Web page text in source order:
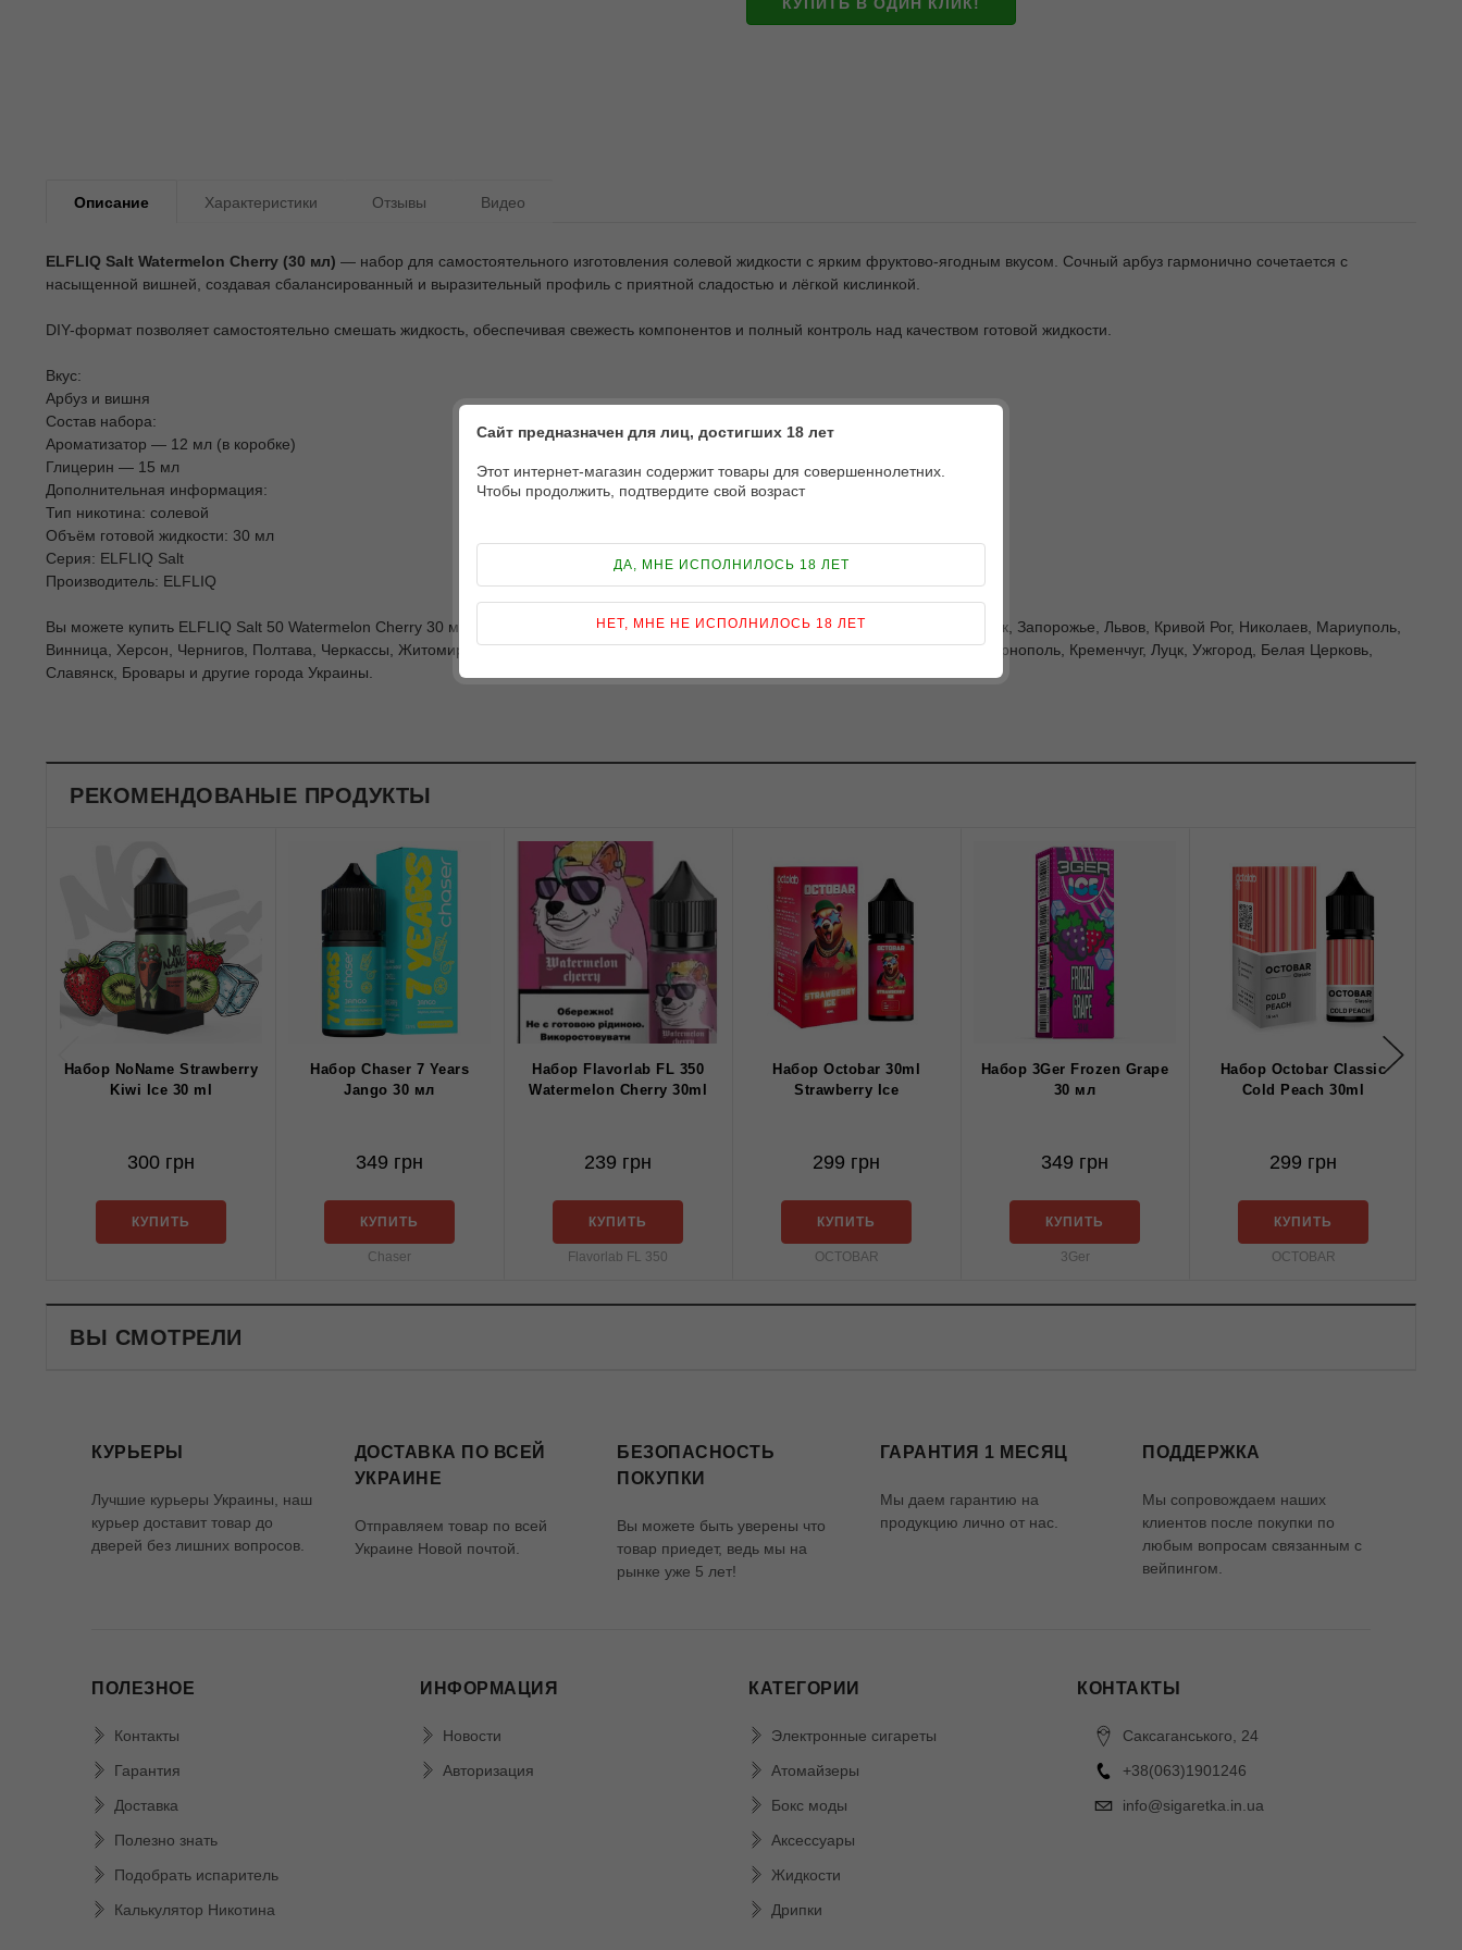
КУПИТЬ В ОДИН КЛИК!
Описание Характеристики Отзывы Видео
ELFLIQ Salt Watermelon Cherry (30 мл) — набор для самостоятельного изготовления солевой жидкости с ярким фруктово-ягодным вкусом. Сочный арбуз гармонично сочетается с
насыщенной вишней, создавая сбалансированный и выразительный профиль с приятной сладостью и лёгкой кислинкой.
DIY-формат позволяет самостоятельно смешать жидкость, обеспечивая свежесть компонентов и полный контроль над качеством готовой жидкости.
Вкус:
Арбуз и вишня
Состав набора:
Ароматизатор — 12 мл (в коробке)
Глицерин — 15 мл
Дополнительная информация:
Тип никотина: солевой
Объём готовой жидкости: 30 мл
Серия: ELFLIQ Salt
Производитель: ELFLIQ
Вы можете купить ELFLIQ Salt 50 Watermelon Cherry 30 мл и заказать доставку по Киеву и Украине: Харьков, Одесса, Днепропетровск, Запорожье, Львов, Кривой Рог, Николаев, Мариуполь,
Винница, Херсон, Чернигов, Полтава, Черкассы, Житомир, Сумы, Хмельницкий, Черновцы, Ровно, Кировоград, Ивано-Франковск, Тернополь, Кременчуг, Луцк, Ужгород, Белая Церковь,
Славянск, Бровары и другие города Украины.
РЕКОМЕНДОВАНЫЕ ПРОДУКТЫ
Набор NoName Strawberry
Kiwi Ice 30 ml
300 грн
КУПИТЬ
Набор Chaser 7 Years
Jango 30 мл
349 грн
КУПИТЬ
Chaser
Набор Flavorlab FL 350
Watermelon Cherry 30ml
239 грн
КУПИТЬ
Flavorlab FL 350
Набор Octobar 30ml
Strawberry Ice
299 грн
КУПИТЬ
OCTOBAR
Набор 3Ger Frozen Grape
30 мл
349 грн
КУПИТЬ
3Ger
Набор Octobar Classic
Cold Peach 30ml
299 грн
КУПИТЬ
OCTOBAR
ВЫ СМОТРЕЛИ
КУРЬЕРЫ
Лучшие курьеры Украины, наш
курьер доставит товар до
дверей без лишних вопросов.
ДОСТАВКА ПО ВСЕЙ
УКРАИНЕ
Отправляем товар по всей
Украине Новой почтой.
БЕЗОПАСНОСТЬ
ПОКУПКИ
Вы можете быть уверены что
товар приедет, ведь мы на
рынке уже 5 лет!
ГАРАНТИЯ 1 МЕСЯЦ
Мы даем гарантию на
продукцию лично от нас.
ПОДДЕРЖКА
Мы сопровождаем наших
клиентов после покупки по
любым вопросам связанным с
вейпингом.
ПОЛЕЗНОЕ
Контакты
Гарантия
Доставка
Полезно знать
Подобрать испаритель
Калькулятор Никотина
ИНФОРМАЦИЯ
Новости
Авторизация
КАТЕГОРИИ
Электронные сигареты
Атомайзеры
Бокс моды
Аксессуары
Жидкости
Дрипки
КОНТАКТЫ
Саксаганського, 24
+38(063)1901246
info@sigaretka.in.ua
Сайт предназначен для лиц, достигших 18 лет
Этот интернет-магазин содержит товары для совершеннолетних.
Чтобы продолжить, подтвердите свой возраст
ДА, МНЕ ИСПОЛНИЛОСЬ 18 ЛЕТ
НЕТ, МНЕ НЕ ИСПОЛНИЛОСЬ 18 ЛЕТ